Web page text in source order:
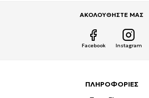
ΑΚΟΛΟΥΘΗΣΤΕ ΜΑΣ
Facebook Instagram
ΠΛΗΡΟΦΟΡΙΕΣ